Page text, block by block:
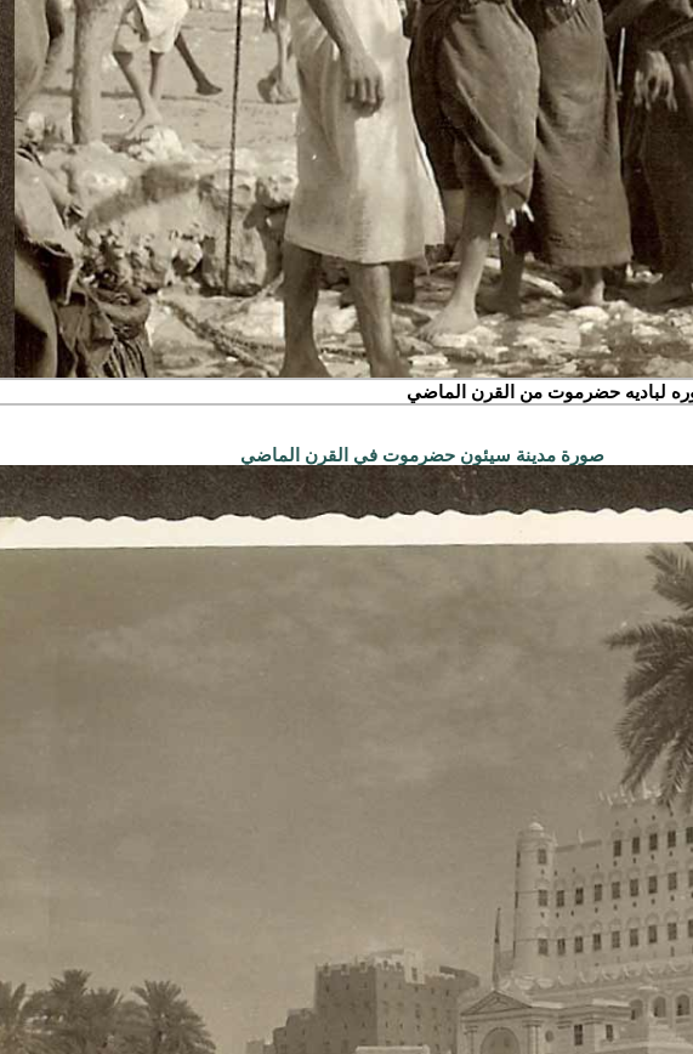
لباديه حضرموت من القرن الماضي
صورة مدينة سيئون حضرموت في القرن الماضي